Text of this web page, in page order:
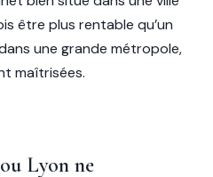
être plus rentable qu’un
une grande métropole,
maîtrisées.
Lyon ne